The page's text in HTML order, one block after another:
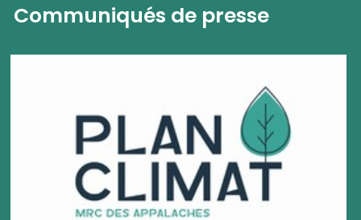
Communiqués de presse